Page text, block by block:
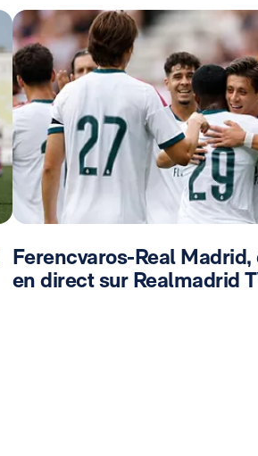
Ferencvaros-Real Madrid,
en direct sur Realmadrid